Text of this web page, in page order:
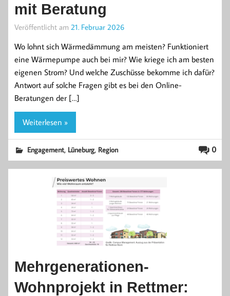
mit Beratung
Veröffentlicht am 21. Februar 2026
Wo lohnt sich Wärmedämmung am meisten? Funktioniert
eine Wärmepumpe auch bei mir? Wie kriege ich am besten
eigenen Strom? Und welche Zuschüsse bekomme ich dafür?
Antwort auf solche Fragen gibt es bei den Online-
Beratungen der […]
Weiterlesen »
0
Engagement, Lüneburg, Region
Mehrgenerationen-
Wohnprojekt in Rettmer: